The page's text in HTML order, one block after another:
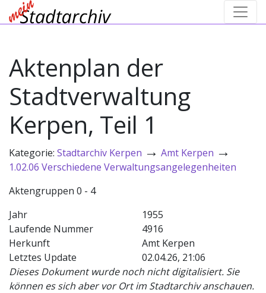
Aktenplan der
Stadtverwaltung
Kerpen, Teil 1
Kategorie: Stadtarchiv Kerpen → Amt Kerpen →
1.02.06 Verschiedene Verwaltungsangelegenheiten
Aktengruppen 0 - 4
Jahr
1955
Laufende Nummer
4916
Herkunft
Amt Kerpen
Letztes Update
02.04.26, 21:06
Dieses Dokument wurde noch nicht digitalisiert. Sie
können es sich aber vor Ort im Stadtarchiv anschauen.